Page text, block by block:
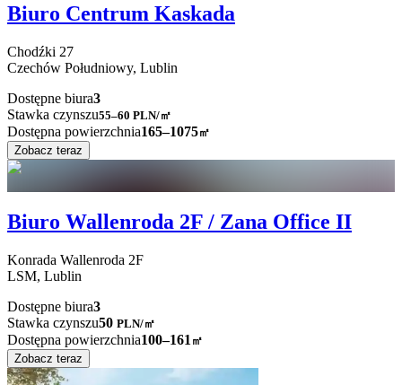
Biuro Centrum Kaskada
Chodźki 27
Czechów Południowy, Lublin
Dostępne biura3
Stawka czynszu55–60 PLN/㎡
Dostępna powierzchnia165–1075㎡
Zobacz teraz
Biuro Wallenroda 2F / Zana Office II
Konrada Wallenroda 2F
LSM, Lublin
Dostępne biura3
Stawka czynszu50 PLN/㎡
Dostępna powierzchnia100–161 ㎡
Zobacz teraz